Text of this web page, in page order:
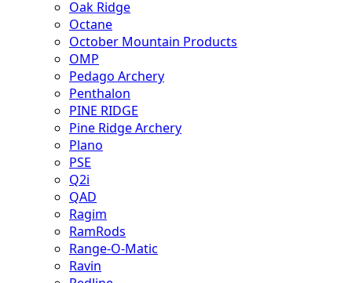
Oak Ridge
Octane
October Mountain Products
OMP
Pedago Archery
Penthalon
PINE RIDGE
Pine Ridge Archery
Plano
PSE
Q2i
QAD
Ragim
RamRods
Range-O-Matic
Ravin